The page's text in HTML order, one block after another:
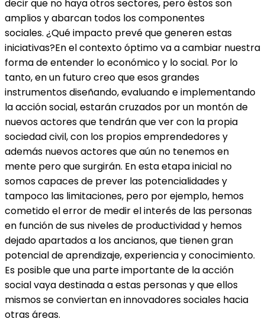
decir que no haya otros sectores, pero éstos son
amplios y abarcan todos los componentes
sociales. ¿Qué impacto prevé que generen estas
iniciativas?En el contexto óptimo va a cambiar nuestra
forma de entender lo económico y lo social. Por lo
tanto, en un futuro creo que esos grandes
instrumentos diseñando, evaluando e implementando
la acción social, estarán cruzados por un montón de
nuevos actores que tendrán que ver con la propia
sociedad civil, con los propios emprendedores y
además nuevos actores que aún no tenemos en
mente pero que surgirán. En esta etapa inicial no
somos capaces de prever las potencialidades y
tampoco las limitaciones, pero por ejemplo, hemos
cometido el error de medir el interés de las personas
en función de sus niveles de productividad y hemos
dejado apartados a los ancianos, que tienen gran
potencial de aprendizaje, experiencia y conocimiento.
Es posible que una parte importante de la acción
social vaya destinada a estas personas y que ellos
mismos se conviertan en innovadores sociales hacia
otras áreas.